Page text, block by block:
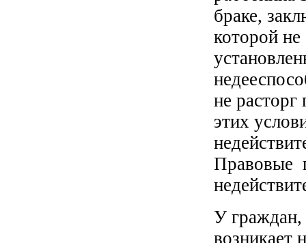
браке,
которой
не
этих
Правовые
У граждан,
возникает